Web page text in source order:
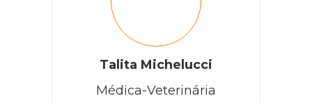
Talita Michelucci
Médica-Veterinária